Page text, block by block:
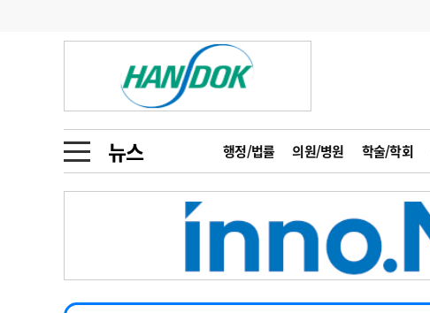
뉴스 행정/법률 의원/병원 학술/학회
금주의 검색어
1
의사인력 수급 추계
3
AI의료
4
전공의 모집 결과
인사
오피니언
인물 초대석 피플
동영상뉴스
포토뉴스
메디 Hospital 지역병원 중소병원
2026년 하반기 인턴 모집
마취통증의학과 임기제 임상의사 채용